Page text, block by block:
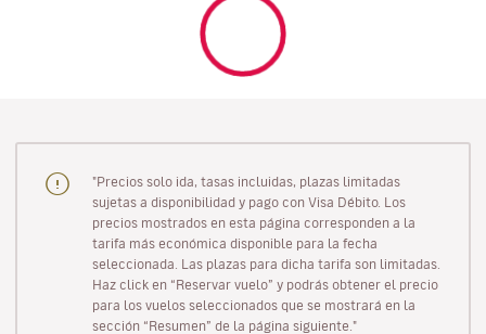
"Precios solo ida, tasas incluidas, plazas limitadas
sujetas a disponibilidad y pago con Visa Débito. Los
precios mostrados en esta página corresponden a la
tarifa más económica disponible para la fecha
seleccionada. Las plazas para dicha tarifa son limitadas.
Haz click en “Reservar vuelo” y podrás obtener el precio
para los vuelos seleccionados que se mostrará en la
sección “Resumen” de la página siguiente."